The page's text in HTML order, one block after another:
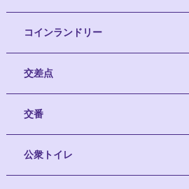
コインランドリー
交差点
交番
公衆トイレ